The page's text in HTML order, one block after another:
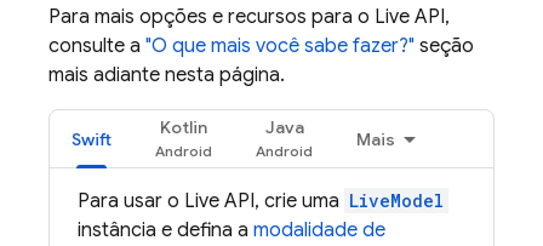
Para mais opções e recursos para o Live API,
consulte a "O que mais você sabe fazer?" seção
mais adiante nesta página.
Swift
Kotlin Java
Mais
Para usar o Live API, crie uma LiveModel
instância e defina a modalidade de